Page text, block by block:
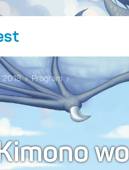
2018 › Program ›